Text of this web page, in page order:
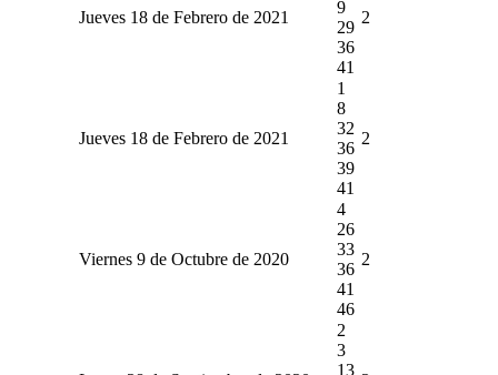
Jueves 18 de Febrero de 2021
9
29
36
41
2
Jueves 18 de Febrero de 2021
1
8
32
36
39
41
2
Viernes 9 de Octubre de 2020
4
26
33
36
41
46
2
2
3
13